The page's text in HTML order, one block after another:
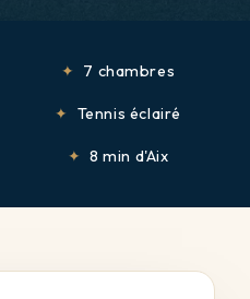
✦ 7 chambres
✦ Tennis éclairé
✦ 8 min d'Aix